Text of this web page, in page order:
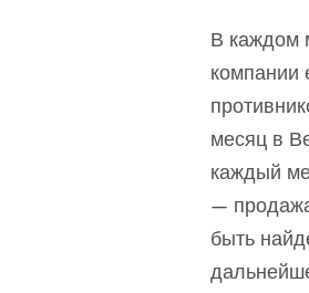
В каждом
компании
месяц в
каждый
—
быть